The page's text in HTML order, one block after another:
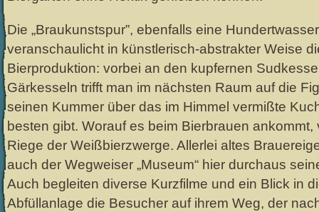
Die „Braukunstspur”, ebenfalls eine
veranschaulicht in künstlerisch-abstrakter Weise
Bierproduktion: vorbei an den kupfernen
Gärkesseln trifft man im nächsten Raum auf die
seinen Kummer über das im Himmel vermißte
besten gibt. Worauf es beim Bierbrauen
Riege der Weißbierzwerge. Allerlei altes
auch der Wegweiser „Museum“ hier durchaus
Auch begleiten diverse Kurzfilme und ein Blick in
Abfüllanlage die Besucher auf ihrem Weg, der